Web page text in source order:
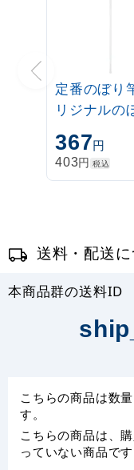
定番のぼり
リジナルの
ポール 1.6
伸縮式 白
(30537***)
367円
403円 税込
送料・配送
本商品群の送料ID
こちらの商品は数
す。
こちらの商品は、
っていない商品です